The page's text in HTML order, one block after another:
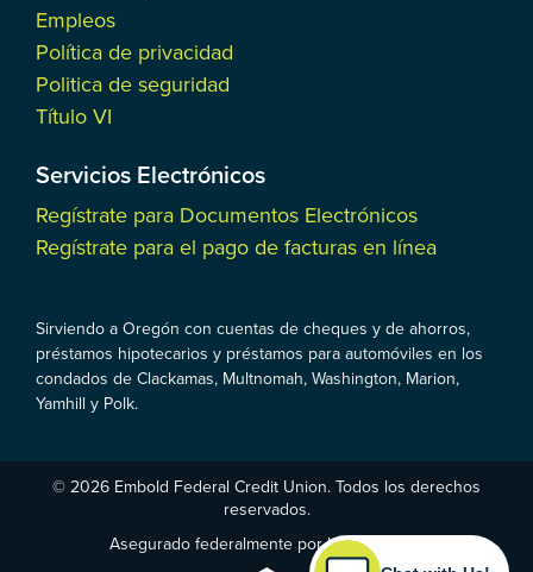
Empleos
Política de privacidad
Politica de seguridad
Título VI
Servicios Electrónicos
Regístrate para Documentos Electrónicos
Regístrate para el pago de facturas en línea
Sirviendo a Oregón con cuentas de cheques y de ahorros,
préstamos hipotecarios y préstamos para automóviles en los
condados de Clackamas, Multnomah, Washington, Marion,
Yamhill y Polk.
© 2026 Embold Federal Credit Union. Todos los derechos
reservados.
Asegurado federalmente por la NCUA